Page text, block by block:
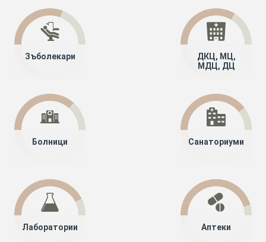
Зъболекари
ДКЦ, МЦ,
МДЦ, ДЦ
Болници Санаториуми
Лаборатории Аптеки